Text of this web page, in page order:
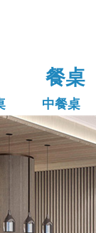
餐桌
中餐桌